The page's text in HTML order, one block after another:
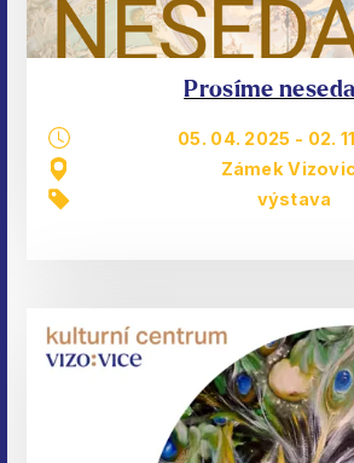
Prosíme
05. 04. 2025 - 02.
Zámek
výstava